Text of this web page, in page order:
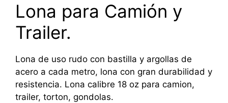
Lona para Camión y
Trailer.
Lona de uso rudo con bastilla y argollas de
acero a cada metro, lona con gran durabilidad y
resistencia. Lona calibre 18 oz para camion,
trailer, torton, gondolas.